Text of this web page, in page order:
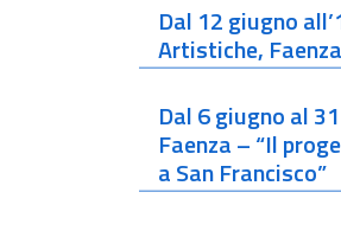
Dal 12 giugno
Artistiche,
Dal 6 giugno al
Faenza – “Il
a San Francisco”